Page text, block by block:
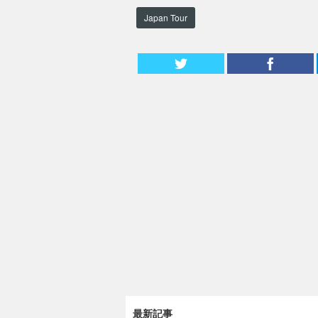
Japan Tour
最新記事